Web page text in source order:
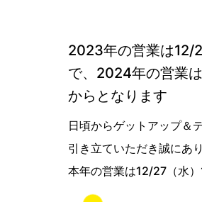
2023年の営業は12/
で、2024年の営業
からとなります
日頃からゲットアップ＆
引き立ていただき誠にあ
本年の営業は12/27（水